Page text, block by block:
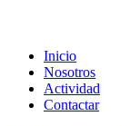
Inicio
Nosotros
Actividad
Contactar